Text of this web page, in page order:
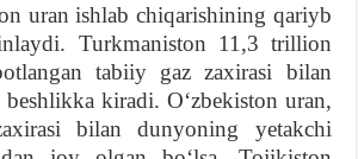
uran ishlab chiqarishining qariyb
Turkmaniston 11,3 trillion
tabiiy gaz zaxirasi bilan
kiradi. Oʻzbekiston uran,
bilan dunyoning yetakchi